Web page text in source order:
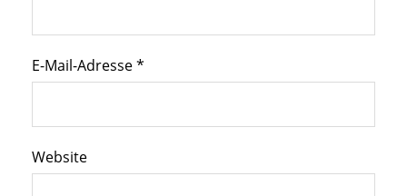
E-Mail-Adresse*
Website